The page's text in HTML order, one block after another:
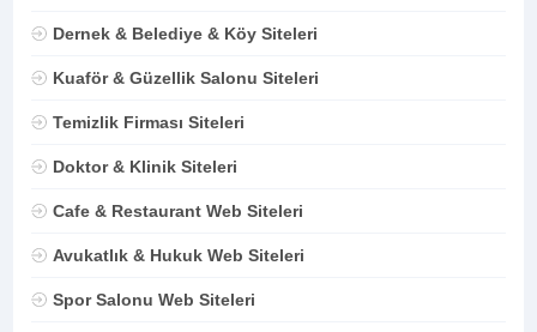
Dernek & Belediye & Köy Siteleri
Kuaför & Güzellik Salonu Siteleri
Temizlik Firması Siteleri
Doktor & Klinik Siteleri
Cafe & Restaurant Web Siteleri
Avukatlık & Hukuk Web Siteleri
Spor Salonu Web Siteleri